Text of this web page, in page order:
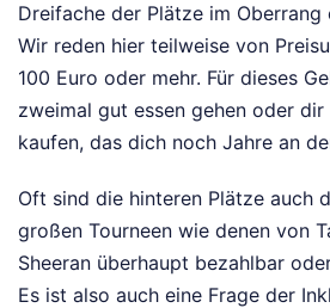
Dreifache der Plätze im Oberrang
Wir reden hier teilweise von
100 Euro oder mehr. Für dieses
zweimal gut essen gehen oder dir
kaufen, das dich noch Jahre an
Oft sind die hinteren Plätze auch
großen Tourneen wie denen von
Sheeran überhaupt bezahlbar
Es ist also auch eine Frage der